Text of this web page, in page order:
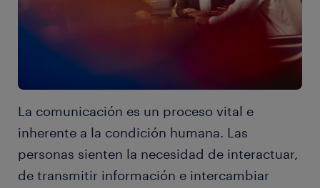
La comunicación es un proceso vital e
inherente a la condición humana. Las
personas sienten la necesidad de interactuar,
de transmitir información e intercambiar